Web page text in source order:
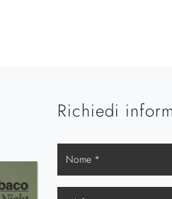
Richiedi